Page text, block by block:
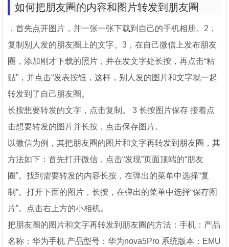
如何把朋友圈的内容和图片转发到朋友圈
，首先点开图片，并一张一张下载到自己的手机相册。2，
复制别人发的朋友圈上的文字。3，在自己微信上发布朋友
圈，添加刚才下载的照片，并在发文字处长按，再点击“粘
贴”，并点击“发表按钮，这样，别人发的图片和文字就一起
转发到了自己朋友圈。
长按想要转发的文字，点击复制。 3 长按图片保存 接着点
击想要转发的图片并长按，点击保存图片。
以微信为例，其把朋友圈的图片和文字再转发到朋友圈，其
方法如下：首先打开微信，点击“发现”页面顶端的“朋友
圈”。找到需要转发的内容长按，在弹出的菜单中选择“复
制”。打开下面的图片，长按，在弹出的菜单中选择“保存图
片”。点击右上方的小相机。
把朋友圈的图片和文字再转发到朋友圈的方法：手机：产品
名称：华为手机 产品型号：华为nova5Pro 系统版本：EMU